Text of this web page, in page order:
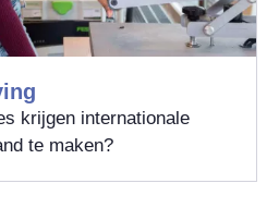
krijgen internationale
te maken?